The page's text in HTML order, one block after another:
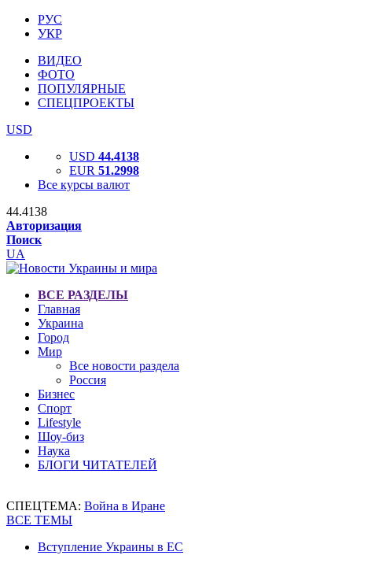
РУС
УКР
ВИДЕО
ФОТО
ПОПУЛЯРНЫЕ
СПЕЦПРОЕКТЫ
USD
USD 44.4138
EUR 51.2998
Все курсы валют
44.4138
Авторизация
Поиск
UA
ВСЕ РАЗДЕЛЫ
Главная
Украина
Город
Мир
Все новости раздела
Россия
Бизнес
Спорт
Lifestyle
Шоу-биз
Наука
БЛОГИ ЧИТАТЕЛЕЙ
СПЕЦТЕМА: Война в Иране
ВСЕ ТЕМЫ
Вступление Украины в ЕС